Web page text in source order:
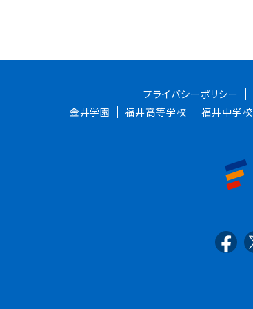
プライバシーポリシー
金井学園
福井高等学校 福井中学校